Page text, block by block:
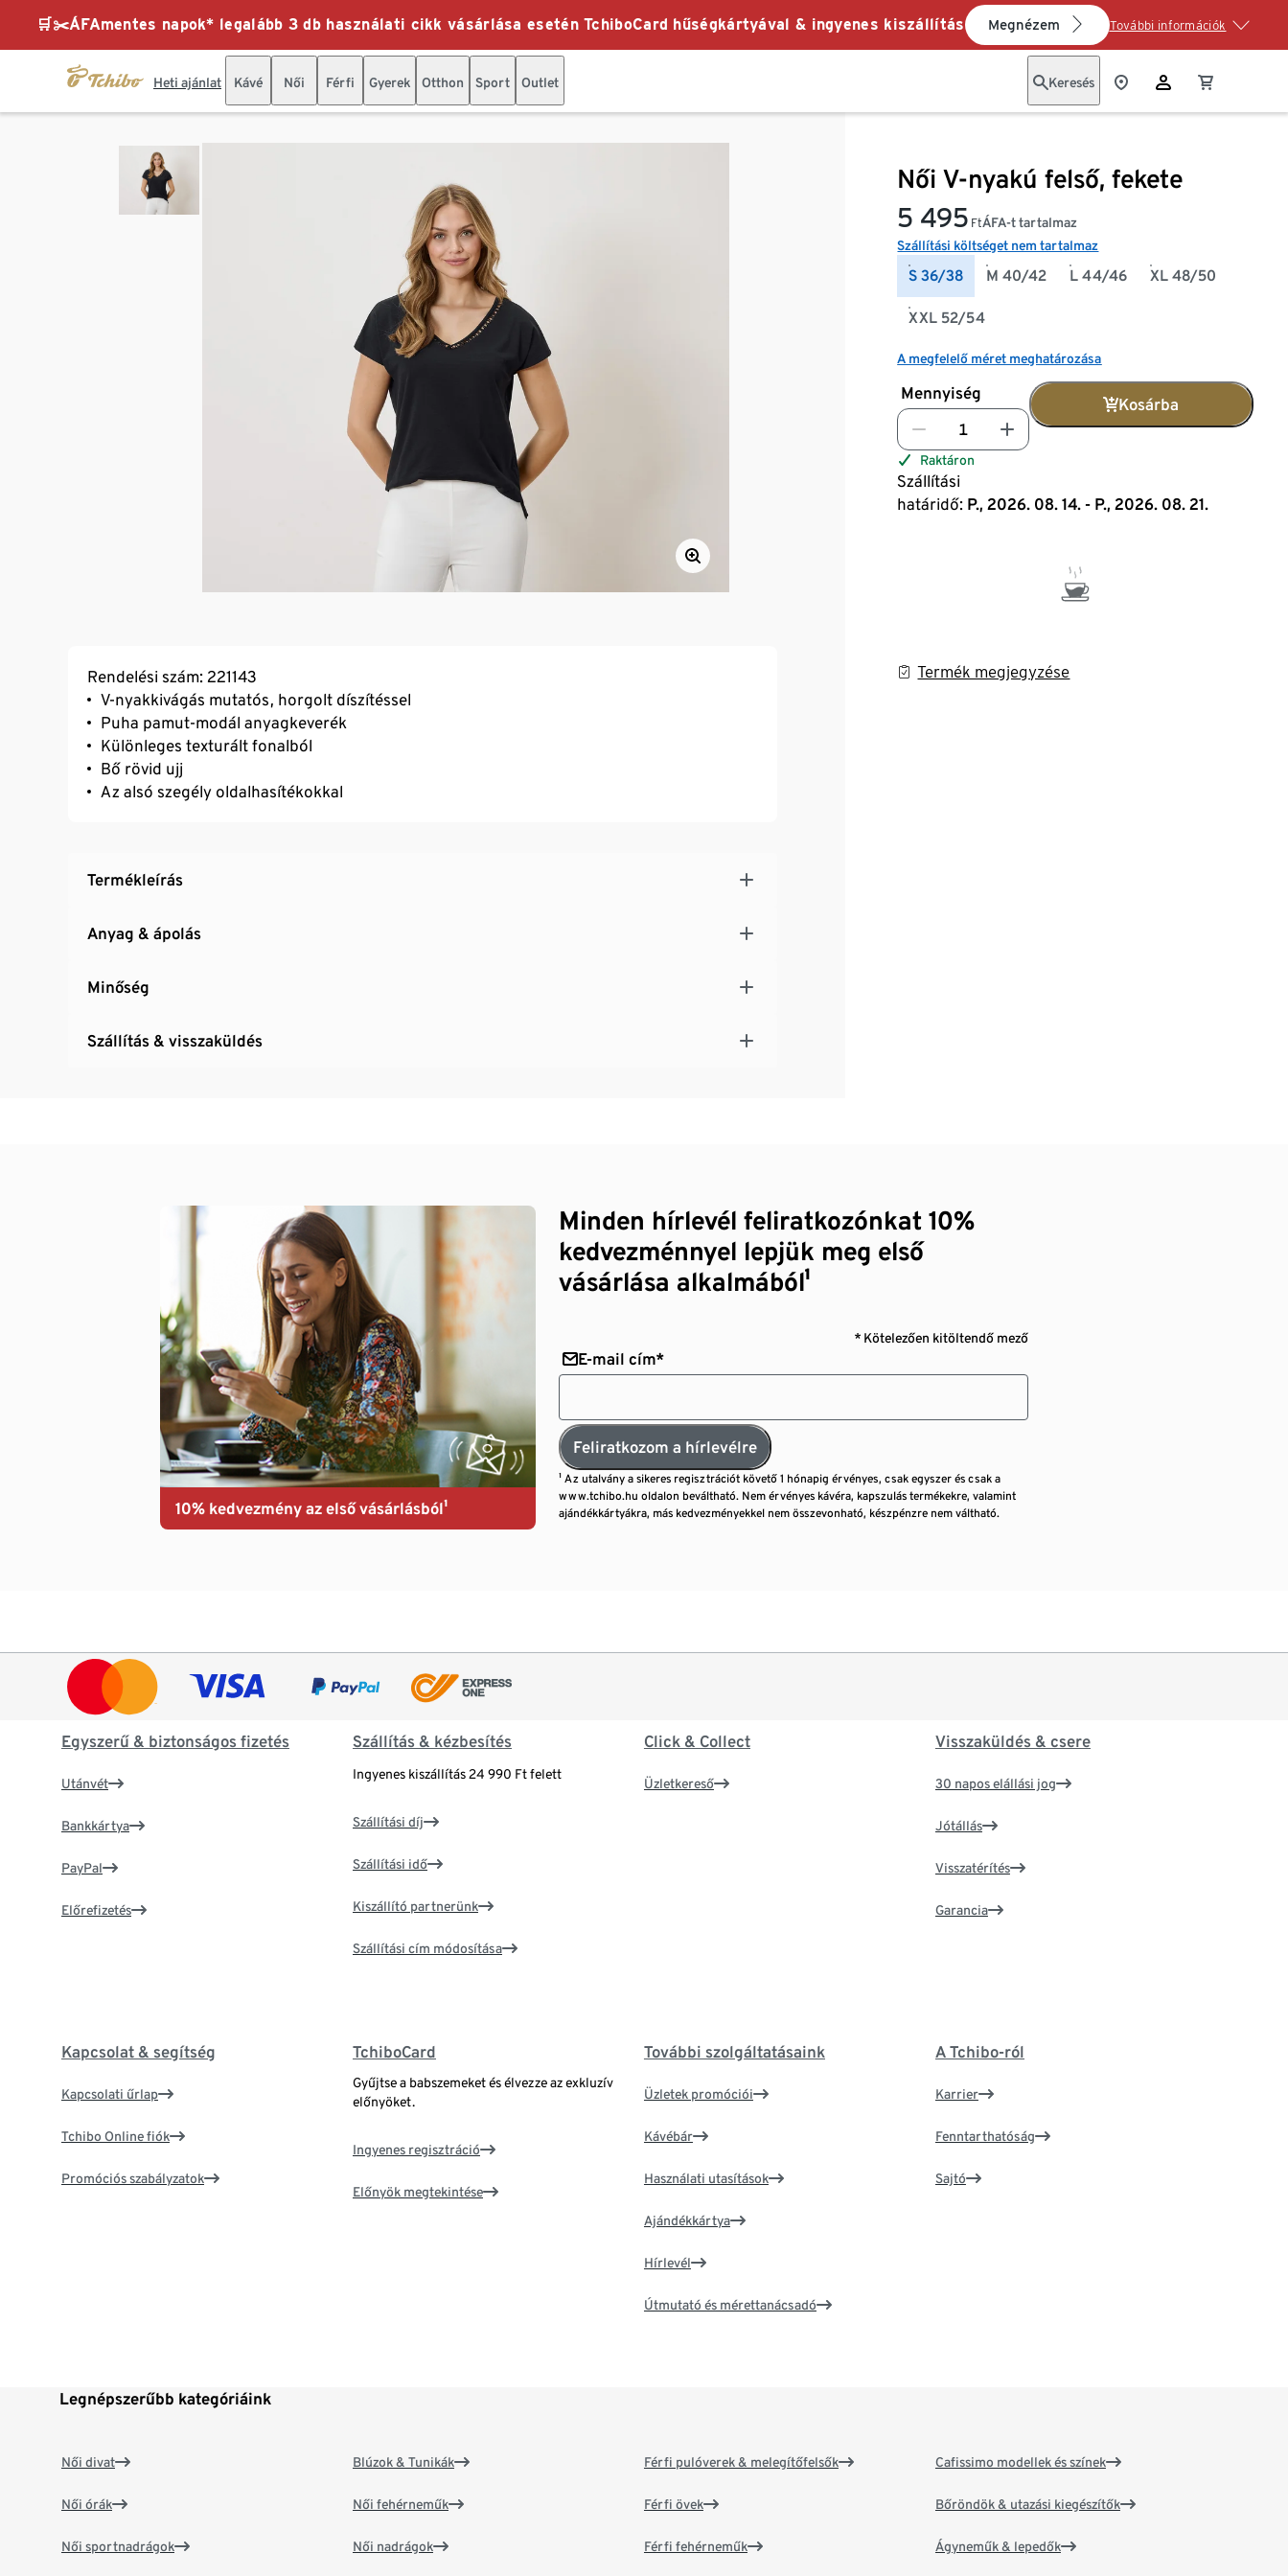
🛒✂️ÁFAmentes napok* legalább 3 db használati cikk vásárlása esetén TchiboCard hűségkártyával & ingyenes kiszállítás Megnézem További információk
Heti ajánlat Kávé Női Férfi Gyerek Otthon Sport Outlet Keresés
Női V-nyakú felső, fekete
5 495 FtÁFA-t tartalmaz
Szállítási költséget nem tartalmaz
S 36/38 M 40/42 L 44/46 XL 48/50
XXL 52/54
A megfelelő méret meghatározása
Mennyiség
Kosárba
Raktáron
Szállítási
határidő: P., 2026. 08. 14. - P., 2026. 08. 21.
Termék megjegyzése
Rendelési szám: 221143
V-nyakkivágás mutatós, horgolt díszítéssel
Puha pamut-modál anyagkeverék
Különleges texturált fonalból
Bő rövid ujj
Az alsó szegély oldalhasítékokkal
Termékleírás
Anyag & ápolás
Minőség
Szállítás & visszaküldés
10% kedvezmény az első vásárlásból¹
Minden hírlevél feliratkozónkat 10%
kedvezménnyel lepjük meg első
vásárlása alkalmából¹
* Kötelezően kitöltendő mező
E-mail cím*
Feliratkozom a hírlevélre
¹ Az utalvány a sikeres regisztrációt követő 1 hónapig érvényes, csak egyszer és csak a
www.tchibo.hu oldalon beváltható. Nem érvényes kávéra, kapszulás termékekre, valamint
ajándékkártyákra, más kedvezményekkel nem összevonható, készpénzre nem váltható.
Egyszerű & biztonságos fizetés
Utánvét
Bankkártya
PayPal
Előrefizetés
Szállítás & kézbesítés
Ingyenes kiszállítás 24 990 Ft felett
Szállítási díj
Szállítási idő
Kiszállító partnerünk
Szállítási cím módosítása
Click & Collect
Üzletkereső
Visszaküldés & csere
30 napos elállási jog
Jótállás
Visszatérítés
Garancia
Kapcsolat & segítség
Kapcsolati űrlap
Tchibo Online fiók
Promóciós szabályzatok
TchiboCard
Gyűjtse a babszemeket és élvezze az exkluzív
előnyöket.
Ingyenes regisztráció
Előnyök megtekintése
További szolgáltatásaink
Üzletek promóciói
Kávébár
Használati utasítások
Ajándékkártya
Hírlevél
Útmutató és mérettanácsadó
A Tchibo-ról
Karrier
Fenntarthatóság
Sajtó
Legnépszerűbb kategóriáink
Női divat
Női órák
Női sportnadrágok
Blúzok & Tunikák
Női fehérneműk
Női nadrágok
Férfi pulóverek & melegítőfelsők
Férfi övek
Férfi fehérneműk
Cafissimo modellek és színek
Bőröndök & utazási kiegészítők
Ágyneműk & lepedők